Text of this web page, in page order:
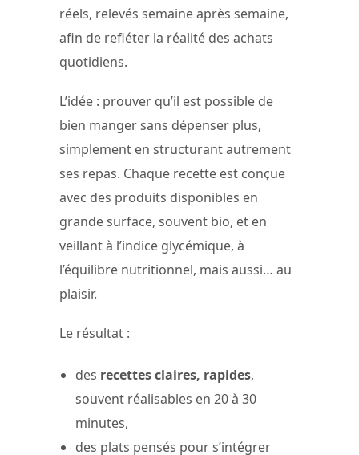
réels, relevés semaine après semaine,
afin de refléter la réalité des achats
quotidiens.
L’idée : prouver qu’il est possible de
bien manger sans dépenser plus,
simplement en structurant autrement
ses repas. Chaque recette est conçue
avec des produits disponibles en
grande surface, souvent bio, et en
veillant à l’indice glycémique, à
l’équilibre nutritionnel, mais aussi… au
plaisir.
Le résultat :
des recettes claires, rapides,
souvent réalisables en 20 à 30
minutes,
des plats pensés pour s’intégrer